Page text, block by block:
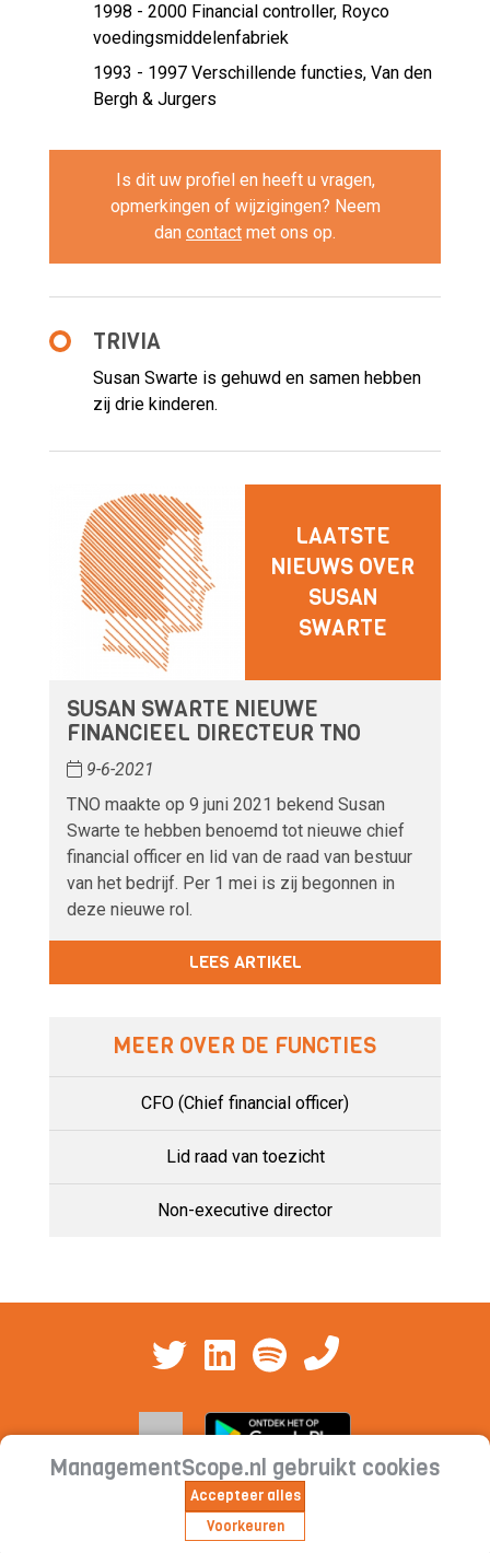
1998 - 2000 Financial controller, Royco
voedingsmiddelenfabriek
1993 - 1997 Verschillende functies, Van den
Bergh & Jurgers
Is dit uw profiel en heeft u vragen,
opmerkingen of wijzigingen? Neem
dan contact met ons op.
TRIVIA
Susan Swarte is gehuwd en samen hebben
zij drie kinderen.
LAATSTE
NIEUWS OVER
SUSAN
SWARTE
SUSAN SWARTE NIEUWE
FINANCIEEL DIRECTEUR TNO
9-6-2021
TNO maakte op 9 juni 2021 bekend Susan
Swarte te hebben benoemd tot nieuwe chief
financial officer en lid van de raad van bestuur
van het bedrijf. Per 1 mei is zij begonnen in
deze nieuwe rol.
LEES ARTIKEL
MEER OVER DE FUNCTIES
CFO (Chief financial officer)
Lid raad van toezicht
Non-executive director
Cookieverklaring | Privacyverklaring |
Abonnementsvoorwaarden
ManagementScope.nl gebruikt cookies
Accepteer alles
Voorkeuren